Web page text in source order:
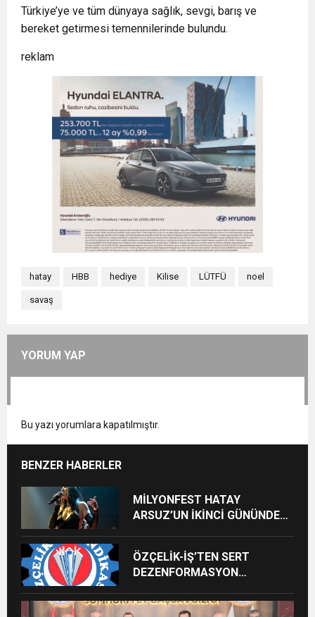
Türkiye’ye ve tüm dünyaya sağlık, sevgi, barış ve
bereket getirmesi temennilerinde bulundu.
reklam
hatay HBB hediye Kilise LÜTFÜ noel
savaş
YORUM YAP
Bu yazı yorumlara kapatılmıştır.
BENZER HABERLER
MİLYONFEST HATAY
ARSUZ’UN İKİNCİ GÜNÜNDE
ÖZÇELİK-İŞ’TEN SERT
DEZENFORMASYON
CEZAİ SÜREÇ BAŞLATILDI”